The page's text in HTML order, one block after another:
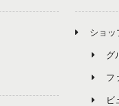
ショッ
グ
フ
ビ